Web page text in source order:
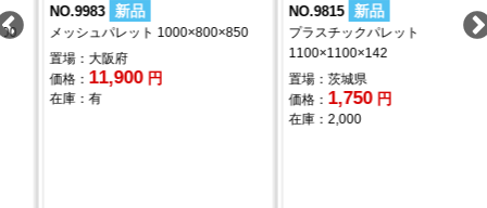
NO.9983 新品
メッシュパレット 1000×800×850
置場：大阪府
価格：11,900円
在庫：有
NO.9815 新品
プラスチックパレット
1100×1100×142
置場：茨城県
価格：1,750円
在庫：2,000